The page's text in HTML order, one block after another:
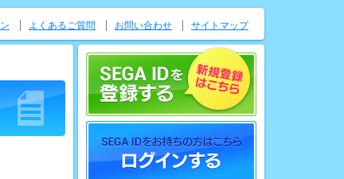
よくあるご質問 お問い合わせ サイトマップ